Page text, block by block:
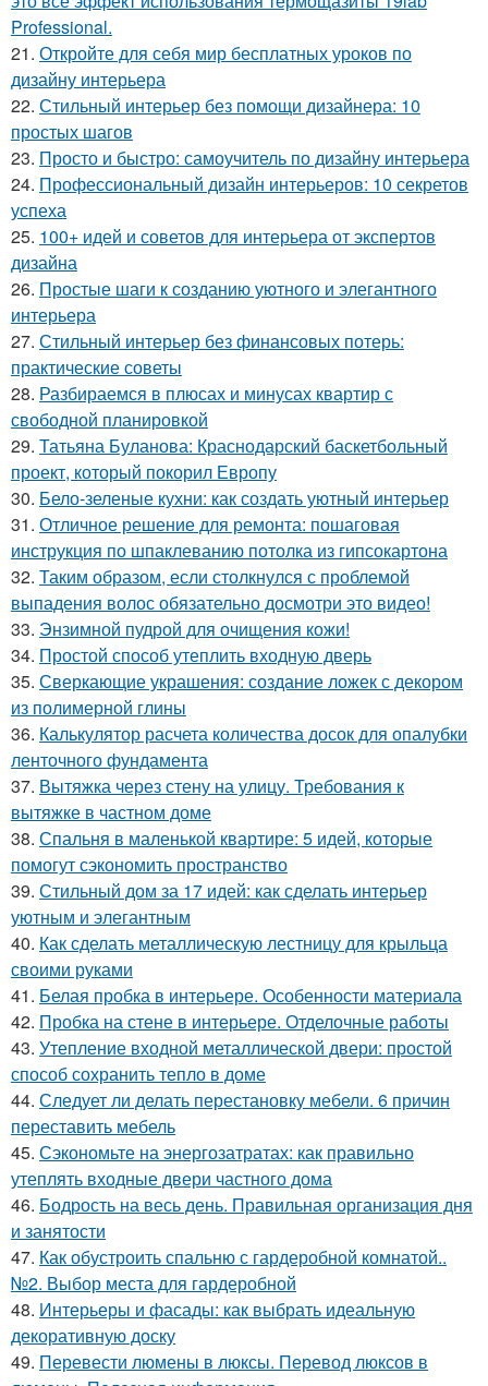
Professional.
21. Откройте для себя мир бесплатных уроков по
дизайну интерьера
22. Стильный интерьер без помощи дизайнера: 10
простых шагов
23. Просто и быстро: самоучитель по дизайну интерьера
24. Профессиональный дизайн интерьеров: 10 секретов
успеха
25. 100+ идей и советов для интерьера от экспертов
дизайна
26. Простые шаги к созданию уютного и элегантного
интерьера
27. Стильный интерьер без финансовых потерь:
практические советы
28. Разбираемся в плюсах и минусах квартир с
свободной планировкой
29. Татьяна Буланова: Краснодарский баскетбольный
проект, который покорил Европу
30. Бело-зеленые кухни: как создать уютный интерьер
31. Отличное решение для ремонта: пошаговая
инструкция по шпаклеванию потолка из гипсокартона
32. Таким образом, если столкнулся с проблемой
выпадения волос обязательно досмотри это видео!
33. Энзимной пудрой для очищения кожи!
34. Простой способ утеплить входную дверь
35. Сверкающие украшения: создание ложек с декором
из полимерной глины
36. Калькулятор расчета количества досок для опалубки
ленточного фундамента
37. Вытяжка через стену на улицу. Требования к
вытяжке в частном доме
38. Спальня в маленькой квартире: 5 идей, которые
помогут сэкономить пространство
39. Стильный дом за 17 идей: как сделать интерьер
уютным и элегантным
40. Как сделать металлическую лестницу для крыльца
своими руками
41. Белая пробка в интерьере. Особенности материала
42. Пробка на стене в интерьере. Отделочные работы
43. Утепление входной металлической двери: простой
способ сохранить тепло в доме
44. Следует ли делать перестановку мебели. 6 причин
переставить мебель
45. Сэкономьте на энергозатратах: как правильно
утеплять входные двери частного дома
46. Бодрость на весь день. Правильная организация дня
и занятости
47. Как обустроить спальню с гардеробной комнатой..
№2. Выбор места для гардеробной
48. Интерьеры и фасады: как выбрать идеальную
декоративную доску
49. Перевести люмены в люксы. Перевод люксов в